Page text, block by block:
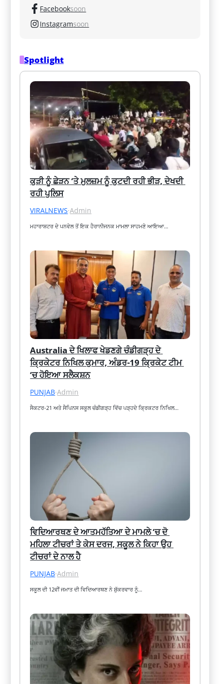
Facebooksoon
Instagramsoon
Spotlight
ਕੁੜੀ ਨੂੰ ਛੇੜਨ ‘ਤੇ ਮੁਲਜ਼ਮ ਨੂੰ ਕੁਟਦੀ ਰਹੀ ਭੀੜ, ਦੇਖਦੀ
ਰਹੀ ਪੁਲਿਸ
VIRALNEWS·Admin
ਮਹਾਰਾਸ਼ਟਰ ਦੇ ਪਨਵੇਲ ਤੋਂ ਇਕ ਹੈਰਾਨੀਜਨਕ ਮਾਮਲਾ ਸਾਹਮਣੇ ਆਇਆ…
Australia ਦੇ ਖਿਲਾਫ ਖੇਡਣਗੇ ਚੰਡੀਗੜ੍ਹ ਦੇ
ਕ੍ਰਿਕੇਟਰ ਨਿਖਿਲ ਕੁਮਾਰ, ਅੰਡਰ-19 ਕ੍ਰਿਕੇਟ ਟੀਮ
‘ਚ ਹੋਇਆ ਸਲੈਕਸ਼ਨ
PUNJAB·Admin
ਸੈਕਟਰ-21 ਅਤੇ ਸੈਪਿਨਸ ਸਕੂਲ ਚੰਡੀਗੜ੍ਹ ਵਿੱਚ ਪੜ੍ਹਦੇ ਕ੍ਰਿਕਟਰ ਨਿਖਿਲ…
ਵਿਦਿਆਰਥਣ ਦੇ ਆਤਮਹੱਤਿਆ ਦੇ ਮਾਮਲੇ ‘ਚ ਦੋ
ਮਹਿਲਾ ਟੀਚਰਾਂ ਤੇ ਕੇਸ ਦਰਜ, ਸਕੂਲ ਨੇ ਕਿਹਾ ਉਹ
ਟੀਚਰਾਂ ਦੇ ਨਾਲ ਹੈ
PUNJAB·Admin
ਸਕੂਲ ਦੀ 12ਵੀਂ ਜਮਾਤ ਦੀ ਵਿਦਿਆਰਥਣ ਨੇ ਸ਼ੁੱਕਰਵਾਰ ਨੂੰ…